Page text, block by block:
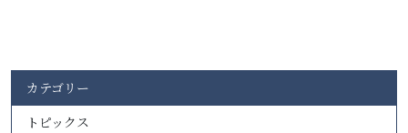
カテゴリー
トピックス